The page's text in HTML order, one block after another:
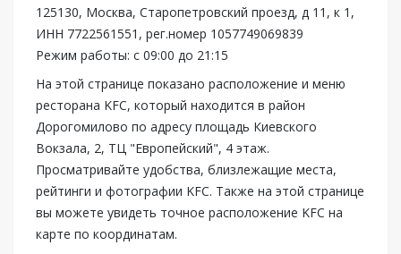
125130, Москва, Старопетровский проезд, д 11, к 1,
ИНН 7722561551, рег.номер 1057749069839
Режим работы: с 09:00 до 21:15
На этой странице показано расположение и меню
ресторана KFC, который находится в район
Дорогомилово по адресу площадь Киевского
Вокзала, 2, ТЦ "Европейский", 4 этаж.
Просматривайте удобства, близлежащие места,
рейтинги и фотографии KFC. Также на этой странице
вы можете увидеть точное расположение KFC на
карте по координатам.